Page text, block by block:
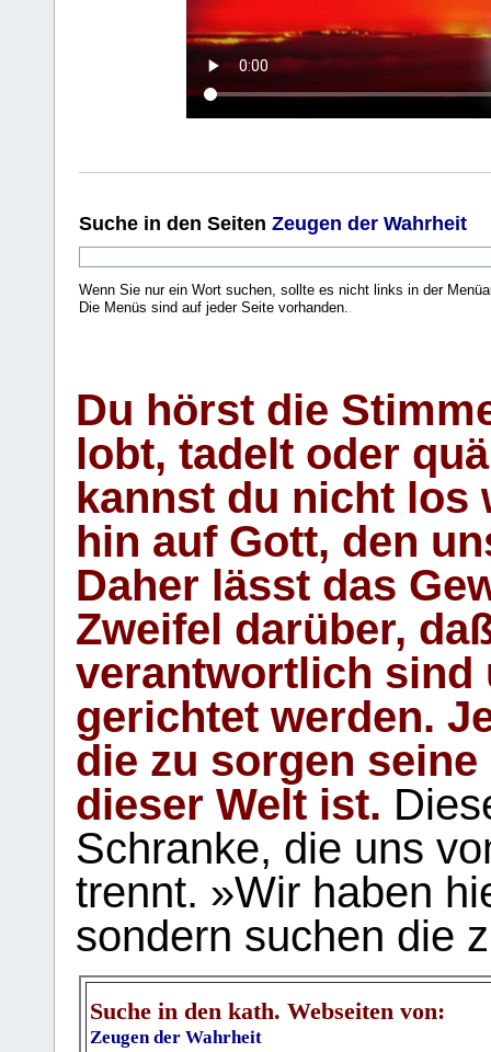
Suche in den Seiten Zeugen der Wahrheit
Wenn Sie nur ein Wort suchen, sollte es nicht links in der
Die Menüs sind auf jeder Seite vorhanden.
Du hörst die
lobt, tadelt oder
kannst du nicht los
hin auf Gott, den
Daher lässt das
Zweifel darüber,
verantwortlich sind
gerichtet werden.
die zu sorgen
dieser Welt ist.
Schranke, die uns
trennt. »Wir haben
sondern suchen die
Suche in den kath. Webseiten von:
Zeugen der Wahrheit